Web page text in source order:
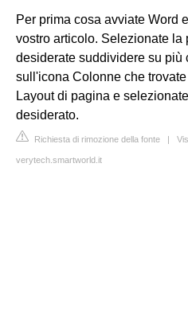
Per prima cosa avviate Word
vostro articolo. Selezionate la
desiderate suddividere su più
sull'icona Colonne che
Layout di pagina e
desiderato.
Richiesta di rimozione della fonte |
verytech.smartworld.it